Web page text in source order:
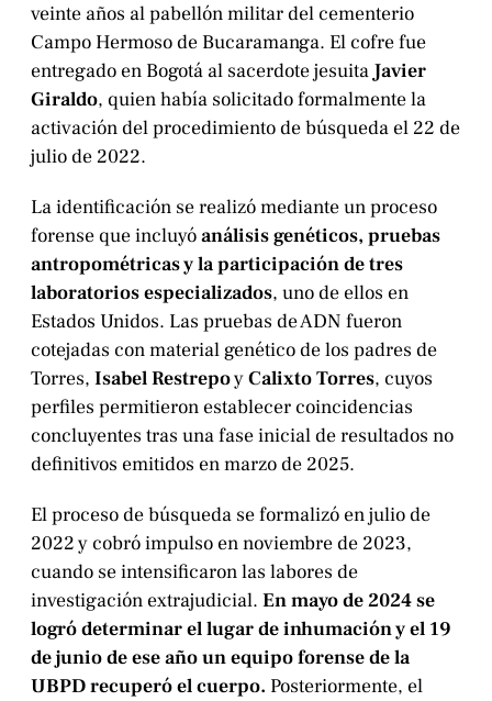
veinte años al pabellón militar del cementerio
Campo Hermoso de Bucaramanga. El cofre fue
entregado en Bogotá al sacerdote jesuita Javier
Giraldo, quien había solicitado formalmente la
activación del procedimiento de búsqueda el 22 de
julio de 2022.
La identificación se realizó mediante un proceso
forense que incluyóanálisis genéticos, pruebas
antropométricas y la participación de tres
laboratorios especializados, uno de ellos en
Estados Unidos. Las pruebas de ADN fueron
cotejadas con material genético de los padres de
Torres, Isabel RestrepoyCalixto Torres, cuyos
perfiles permitieron establecer coincidencias
concluyentes tras una fase inicial de resultados no
definitivos emitidos en marzo de 2025.
El proceso de búsqueda se formalizó en julio de
2022 y cobró impulso en noviembre de 2023,
cuando se intensificaron las labores de
investigación extrajudicial. En mayo de 2024 se
logró determinar el lugar de inhumación y el 19
de junio de ese año un equipo forense de la
UBPD recuperó el cuerpo. Posteriormente, el